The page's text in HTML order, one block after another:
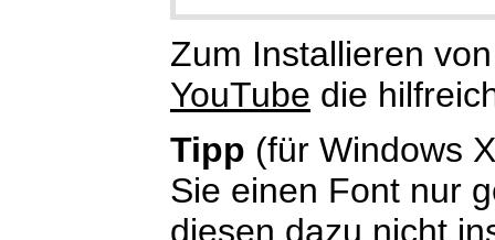
Zum Installieren
YouTube die
Tipp (für Windows
Sie einen Font nur
diesen dazu nicht